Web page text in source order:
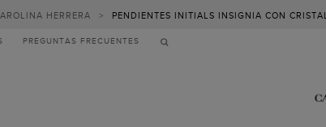
HERRERA > PENDIENTES INITIALS INSIGNIA CON CRISTAL
PREGUNTAS FRECUENTES